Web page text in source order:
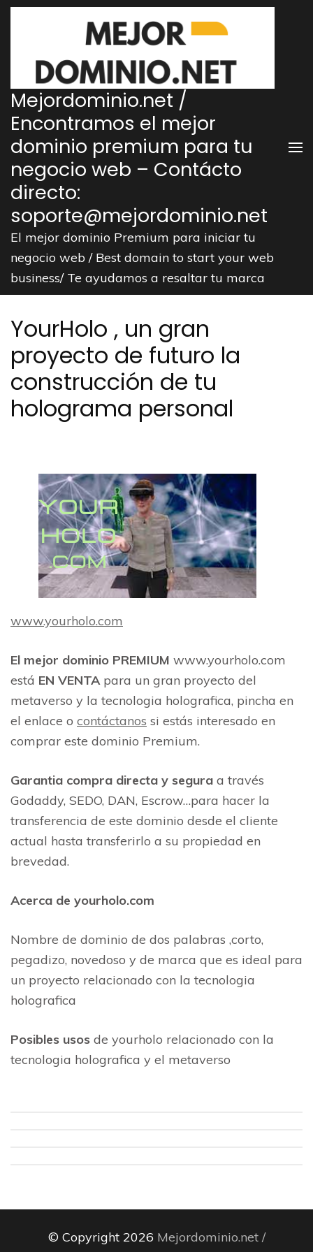
Saltar
(presiona
tecla
Intro)
Mejordominio.net /
Encontramos el mejor
dominio premium para tu
negocio web – Contácto
directo:
soporte@mejordominio.net
El mejor dominio Premium para iniciar tu
negocio web / Best domain to start your web
business/ Te ayudamos a resaltar tu marca
YourHolo , un gran
proyecto de futuro la
construcción de tu
holograma personal
www.yourholo.com
El mejor dominio PREMIUM www.yourholo.com
está EN VENTApara un gran proyecto del
metaverso y la tecnologia holografica, pincha en
el enlace o contáctanos si estás interesado en
comprar este dominio Premium.
Garantia compra directa y segura a través
Godaddy, SEDO, DAN, Escrow…para hacer la
transferencia de este dominio desde el cliente
actual hasta transferirlo a su propiedad en
brevedad.
Acerca de yourholo.com
Nombre de dominio de dos palabras ,corto,
pegadizo, novedoso y de marca que es ideal para
un proyecto relacionado con la tecnologia
holografica
Posibles usos de yourholo relacionado con la
tecnologia holografica y el metaverso
© Copyright 2026 Mejordominio.net /